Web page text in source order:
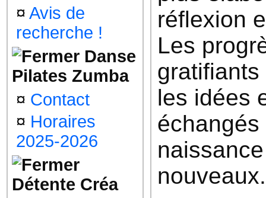
¤ Avis de
recherche !
Danse
Pilates Zumba
¤ Contact
¤ Horaires
2025-2026
Détente Créa
réflexion
Les
les idées
nouveaux.